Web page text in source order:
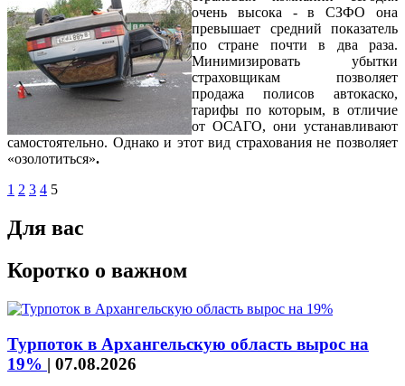
очень высока - в СЗФО она
превышает средний показатель
по стране почти в два раза.
Минимизировать убытки
страховщикам позволяет
продажа полисов автокаско,
тарифы по которым, в отличие
от ОСАГО, они устанавливают
самостоятельно. Однако и этот вид страхования не позволяет
«озолотиться».
1 2 3 4 5
Для вас
Коротко о важном
Турпоток в Архангельскую область вырос на
19% | 07.08.2026